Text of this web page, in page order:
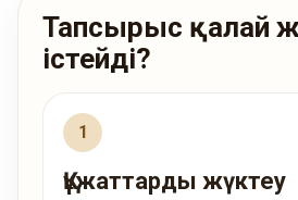
Тапсырыс қалай
істейді?
Құжаттарды жүктеу